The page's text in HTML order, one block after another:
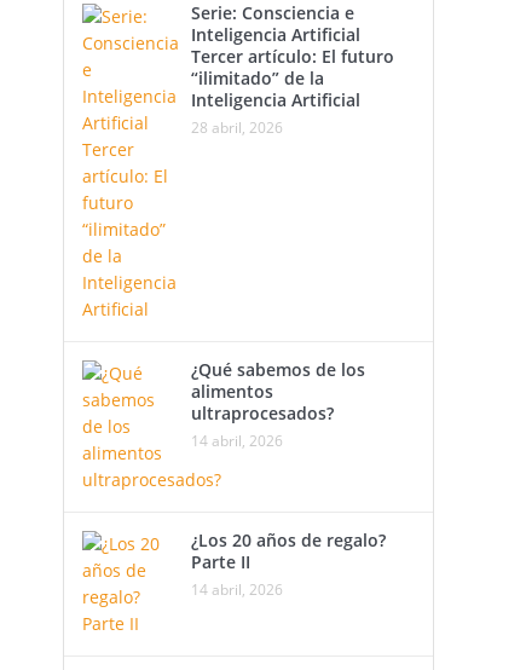
Serie: Consciencia e
Inteligencia Artificial
Tercer artículo: El futuro
“ilimitado” de la
Inteligencia Artificial
28 abril, 2026
¿Qué sabemos de los
alimentos
ultraprocesados?
14 abril, 2026
¿Los 20 años de regalo?
Parte II
14 abril, 2026